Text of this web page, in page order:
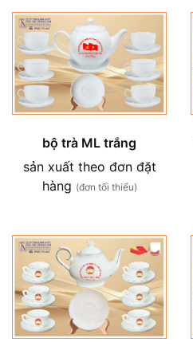
bộ trà ML trắng
sản xuất theo đơn đặt
hàng (đơn tối thiểu)